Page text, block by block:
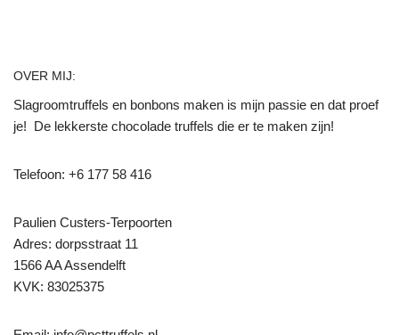
OVER MIJ:
Slagroomtruffels en bonbons maken is mijn passie en dat proef
je! De lekkerste chocolade truffels die er te maken zijn!
Telefoon: +6 177 58 416
Paulien Custers-Terpoorten
Adres: dorpsstraat 11
1566 AA Assendelft
KVK: 83025375